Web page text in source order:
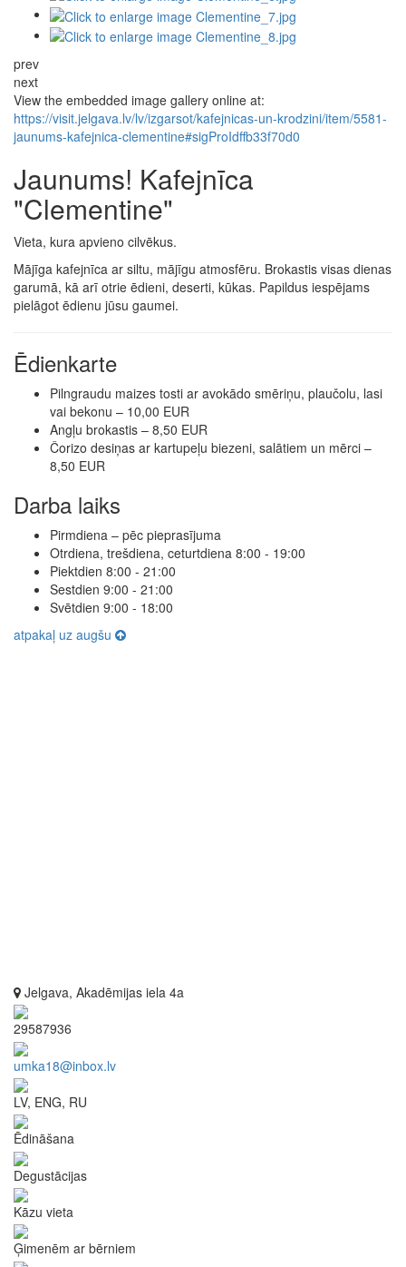
prev
next
View the embedded image gallery online at:
https://visit.jelgava.lv/lv/izgarsot/kafejnicas-un-krodzini/item/5581-
jaunums-kafejnica-clementine#sigProIdffb33f70d0
Jaunums! Kafejnīca
"Clementine"
Vieta, kura apvieno cilvēkus.
Mājīga kafejnīca ar siltu, mājīgu atmosfēru. Brokastis visas dienas
garumā, kā arī otrie ēdieni, deserti, kūkas. Papildus iespējams
pielāgot ēdienu jūsu gaumei.
Ēdienkarte
Pilngraudu maizes tosti ar avokādo smēriņu, plaučolu, lasi
vai bekonu – 10,00 EUR
Angļu brokastis – 8,50 EUR
Čorizo desiņas ar kartupeļu biezeni, salātiem un mērci –
8,50 EUR
Darba laiks
Pirmdiena – pēc pieprasījuma
Otrdiena, trešdiena, ceturtdiena 8:00 - 19:00
Piektdien 8:00 - 21:00
Sestdien 9:00 - 21:00
Svētdien 9:00 - 18:00
atpakaļ uz augšu
Jelgava, Akadēmijas iela 4a
29587936
umka18@inbox.lv
LV, ENG, RU
Ēdināšana
Degustācijas
Kāzu vieta
Ģimenēm ar bērniem